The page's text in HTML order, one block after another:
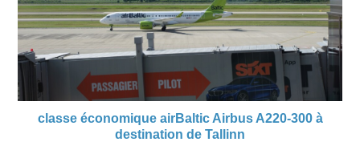
classe économique airBaltic Airbus A220-300 à
destination de Tallinn